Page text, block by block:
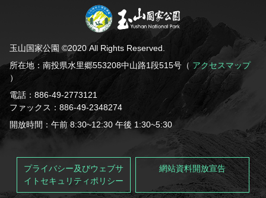
玉山国家公園 ©2020 All Rights Reserved.
所在地：南投県水里郷553208中山路1段515号（ アクセスマップ
）
電話：886-49-2773121
ファックス：886-49-2348274
開放時間：午前 8:30~12:30 午後 1:30~5:30
プライバシー及びウェブサ
イトセキュリティポリシー
網站資料開放宣告